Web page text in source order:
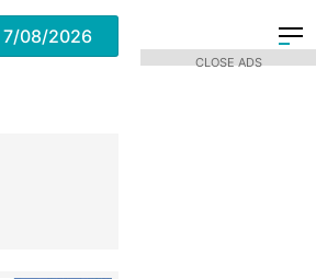
7/08/2026
CLOSE ADS